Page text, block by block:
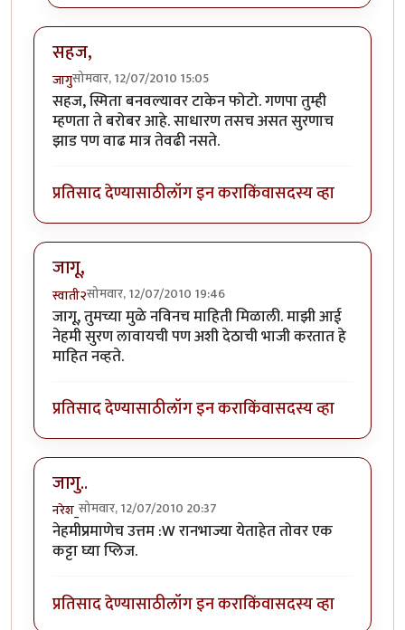
सहज,
जागुसोमवार, 12/07/2010 15:05
सहज, स्मिता बनवल्यावर टाकेन फोटो. गणपा तुम्ही
म्हणता ते बरोबर आहे. साधारण तसच असत सुरणाच
झाड पण वाढ मात्र तेवढी नसते.
प्रतिसाद देण्यासाठीलॉग इन कराकिंवासदस्य व्हा
जागू,
स्वाती२सोमवार, 12/07/2010 19:46
जागू, तुमच्या मुळे नविनच माहिती मिळाली. माझी आई
नेहमी सुरण लावायची पण अशी देठाची भाजी करतात हे
माहित नव्हते.
प्रतिसाद देण्यासाठीलॉग इन कराकिंवासदस्य व्हा
जागु..
नरेश_ सोमवार, 12/07/2010 20:37
नेहमीप्रमाणेच उत्तम :W रानभाज्या येताहेत तोवर एक
कट्टा घ्या प्लिज.
प्रतिसाद देण्यासाठीलॉग इन कराकिंवासदस्य व्हा